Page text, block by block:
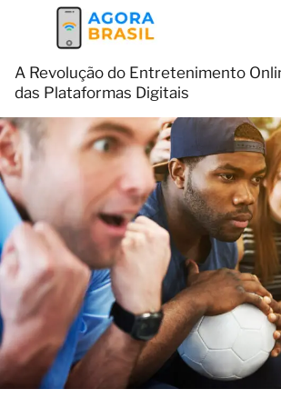
A Revolução do Entretenimento
das Plataformas Digitais